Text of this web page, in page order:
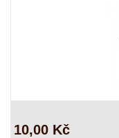
10,00 Kč